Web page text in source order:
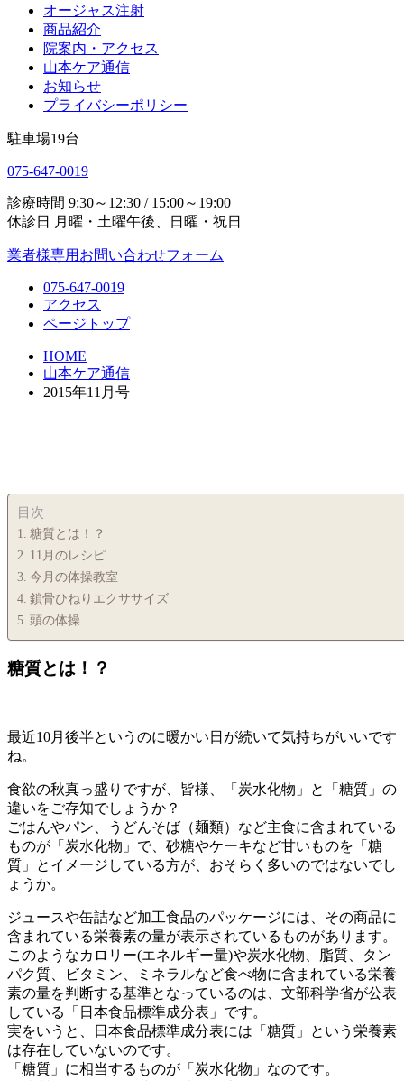
オージャス注射
商品紹介
院案内・アクセス
山本ケア通信
お知らせ
プライバシーポリシー
駐車場19台
075-647-0019
診療時間 9:30～12:30 / 15:00～19:00
休診日
月曜・土曜午後、日曜・祝日
業者様専用お問い合わせフォーム
075-647-0019
アクセス
ページトップ
HOME
山本ケア通信
2015年11月号
目次
糖質とは！？
11月のレシピ
今月の体操教室
鎖骨ひねりエクササイズ
頭の体操
糖質とは！？
最近10月後半というのに暖かい日が続いて気持ちがいいです
ね。
食欲の秋真っ盛りですが、皆様、「炭水化物」と「糖質」の
違いをご存知でしょうか？
ごはんやパン、うどんそば（麺類）など主食に含まれている
ものが「炭水化物」で、砂糖やケーキなど甘いものを「糖
質」とイメージしている方が、おそらく多いのではないでし
ょうか。
ジュースや缶詰など加工食品のパッケージには、その商品に
含まれている栄養素の量が表示されているものがあります。
このようなカロリー(エネルギー量)や炭水化物、脂質、タン
パク質、ビタミン、ミネラルなど食べ物に含まれている栄養
素の量を判断する基準となっているのは、文部科学省が公表
している「日本食品標準成分表」です。
実をいうと、日本食品標準成分表には「糖質」という栄養素
は存在していないのです。
「糖質」に相当するものが「炭水化物」なのです。